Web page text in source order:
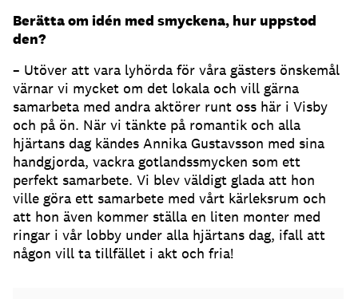
Berätta om idén med smyckena, hur uppstod
den?
– Utöver att vara lyhörda för våra gästers önskemål
värnar vi mycket om det lokala och vill gärna
samarbeta med andra aktörer runt oss här i Visby
och på ön. När vi tänkte på romantik och alla
hjärtans dag kändes Annika Gustavsson med sina
handgjorda, vackra gotlandssmycken som ett
perfekt samarbete. Vi blev väldigt glada att hon
ville göra ett samarbete med vårt kärleksrum och
att hon även kommer ställa en liten monter med
ringar i vår lobby under alla hjärtans dag, ifall att
någon vill ta tillfället i akt och fria!